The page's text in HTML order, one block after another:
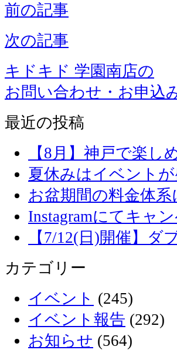
前の記事
次の記事
キドキド 学園南店の
お問い合わせ・お申込
最近の投稿
【8月】神戸で楽
夏休みはイベント
お盆期間の料金体
Instagramにてキャ
【7/12(日)開催】
カテゴリー
イベント (245)
イベント報告 (292)
お知らせ (564)